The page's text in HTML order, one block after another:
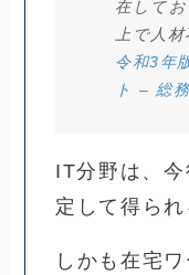
在して
上で人
令和3年
ト – 総
IT分野は、
定して得られ
しかも在宅